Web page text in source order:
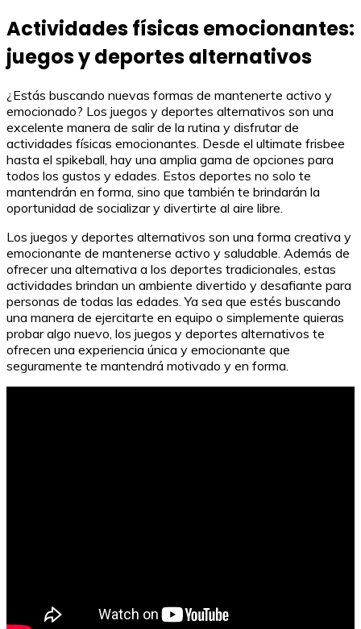
Actividades físicas emocionantes:
juegos y deportes alternativos
¿Estás buscando nuevas formas de mantenerte activo y
emocionado? Los juegos y deportes alternativos son una
excelente manera de salir de la rutina y disfrutar de
actividades físicas emocionantes. Desde el ultimate frisbee
hasta el spikeball, hay una amplia gama de opciones para
todos los gustos y edades. Estos deportes no solo te
mantendrán en forma, sino que también te brindarán la
oportunidad de socializar y divertirte al aire libre.
Los juegos y deportes alternativos son una forma creativa y
emocionante de mantenerse activo y saludable. Además de
ofrecer una alternativa a los deportes tradicionales, estas
actividades brindan un ambiente divertido y desafiante para
personas de todas las edades. Ya sea que estés buscando
una manera de ejercitarte en equipo o simplemente quieras
probar algo nuevo, los juegos y deportes alternativos te
ofrecen una experiencia única y emocionante que
seguramente te mantendrá motivado y en forma.